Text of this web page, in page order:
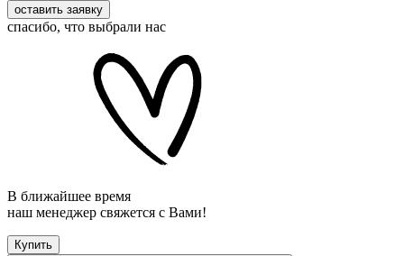
оставить заявку
спасибо, что выбрали нас
В ближайшее время
наш менеджер свяжется с Вами!
Купить